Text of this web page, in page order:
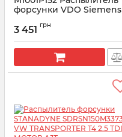
форсунки VDO Siemens
Артикул:
3 451 грн